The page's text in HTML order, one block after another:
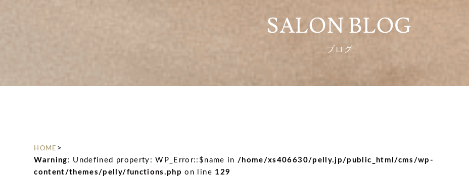
SALON BLOG
ブログ
HOME >
Warning : Undefined property: WP_Error::$name in /home/xs406630/pelly.jp/public_html/cms/wp-
content/themes/pelly/functions.php on line 129